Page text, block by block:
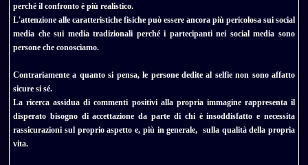
perché il confronto è più realistico.
L'attenzione alle caratteristiche fisiche può essere ancora più pericolosa sui social
media che sui media tradizionali perché i partecipanti nei social media sono
persone che conosciamo.
Contrariamente a quanto si pensa, le persone dedite al selfie non sono affatto
sicure si sé.
La ricerca assidua di commenti positivi alla propria immagine rappresenta il
disperato bisogno di accettazione da parte di chi è insoddisfatto e necessita
rassicurazioni sul proprio aspetto e, più in generale, sulla qualità della propria
vita.